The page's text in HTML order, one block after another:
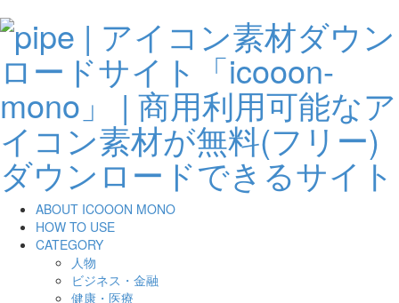
ABOUT ICOOON MONO
HOW TO USE
CATEGORY
人物
ビジネス・金融
健康・医療